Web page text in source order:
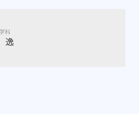
科
逸